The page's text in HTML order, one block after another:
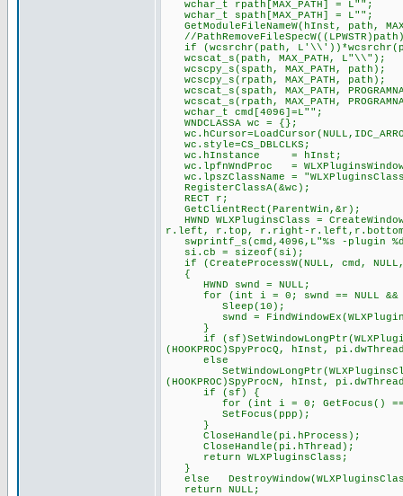
wchar_t rpath[MAX_PATH] = L"";
wchar_t spath[MAX_PATH] = L"";
GetModuleFileNameW(hInst, path,
//
if (wcsrchr(path,
wcscat_s(path, MAX_PATH, L"\\");
wcscpy_s(spath, MAX_PATH, path);
wcscpy_s(rpath, MAX_PATH, path);
wcscat_s(spath, MAX_PATH,
wcscat_s(rpath, MAX_PATH,
wchar_t cmd[4096]=L"";
WNDCLASSA wc = {};
wc.style=CS_DBLCLKS;
wc.hInstance = hInst;
wc.lpfnWndProc =
wc.lpszClassName =
RegisterClassA(&wc);
RECT r;
GetClientRect(ParentWin,&r);
HWND WLXPluginsClass =
r.left, r.top, r.right-r.left,r.bottom-
swprintf_s(cmd,4096,L"%s -plugin
si.cb = sizeof(si);
if (CreateProcessW(NULL, cmd,
{
HWND swnd = NULL;
for (int i = 0; swnd == NULL &&
Sleep(10);
swnd =
}
if
(HOOKPROC)SpyProcQ, hInst,
else
SetWindowLongPtr(WLXPluginsClass,
(HOOKPROC)SpyProcN, hInst,
if (sf) {
for (int i = 0; GetFocus() ==
SetFocus(ppp);
}
CloseHandle(pi.hProcess);
CloseHandle(pi.hThread);
return WLXPluginsClass;
}
else
return NULL;